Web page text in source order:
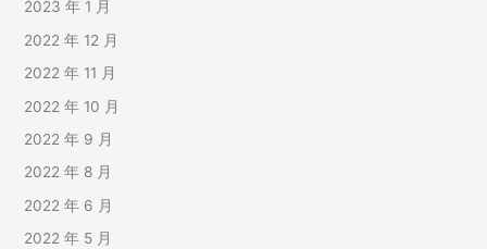
2023 年 1 月
2022 年 12 月
2022 年 11 月
2022 年 10 月
2022 年 9 月
2022 年 8 月
2022 年 6 月
2022 年 5 月